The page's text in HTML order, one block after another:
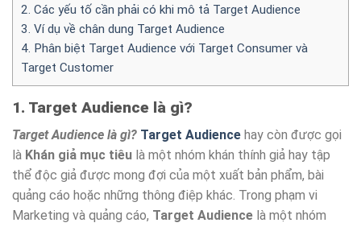
2. Các yếu tố cần phải có khi mô tả Target Audience
3. Ví dụ về chân dung Target Audience
4. Phân biệt Target Audience với Target Consumer và
Target Customer
1. Target Audience là gì?
Target Audience là gì? Target Audience hay còn được gọi
là Khán giả mục tiêu là một nhóm khán thính giả hay tập
thể độc giả được mong đợi của một xuất bản phẩm, bài
quảng cáo hoặc những thông điệp khác. Trong phạm vi
Marketing và quảng cáo, Target Audience là một nhóm